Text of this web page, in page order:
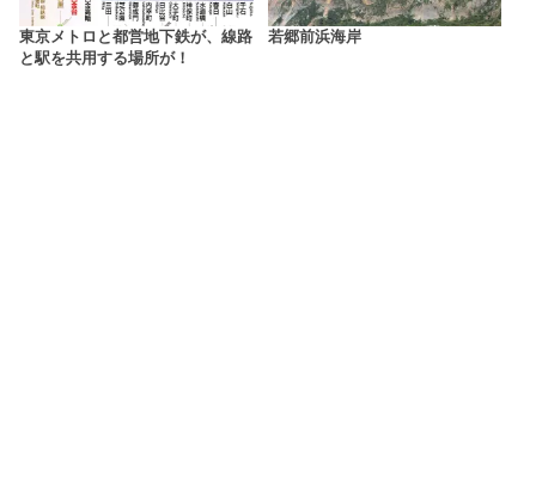
東京メトロと都営地下鉄が、線路
と駅を共用する場所が！
若郷前浜海岸